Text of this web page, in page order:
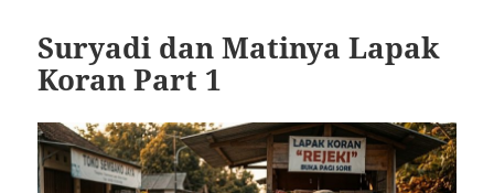
Suryadi dan Matinya Lapak
Koran Part 1